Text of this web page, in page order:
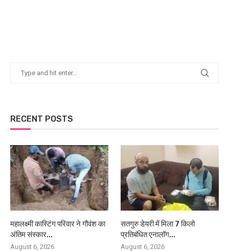
RECENT POSTS
महालक्ष्मी कास्टिंग परिवार ने गौवंश का
अंतिम संस्कार...
August 6, 2026
सतगुरु डेयरी में मिला 7 किलो
प्रतिबंधित एनालॉग...
August 6, 2026